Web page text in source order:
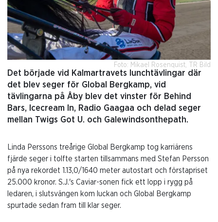
Foto: Mikael Rosenquist, TR Bild
Det började vid Kalmartravets lunchtävlingar där
det blev seger för Global Bergkamp, vid
tävlingarna på Åby blev det vinster för Behind
Bars, Icecream In, Radio Gaagaa och delad seger
mellan Twigs Got U. och Galewindsonthepath.
Linda Perssons treårige Global Bergkamp tog karriärens
fjärde seger i tolfte starten tillsammans med Stefan Persson
på nya rekordet 1.13,0/1640 meter autostart och förstapriset
25.000 kronor. S.J.'s Caviar-sonen fick ett lopp i rygg på
ledaren, i slutsvängen kom luckan och Global Bergkamp
spurtade sedan fram till klar seger.